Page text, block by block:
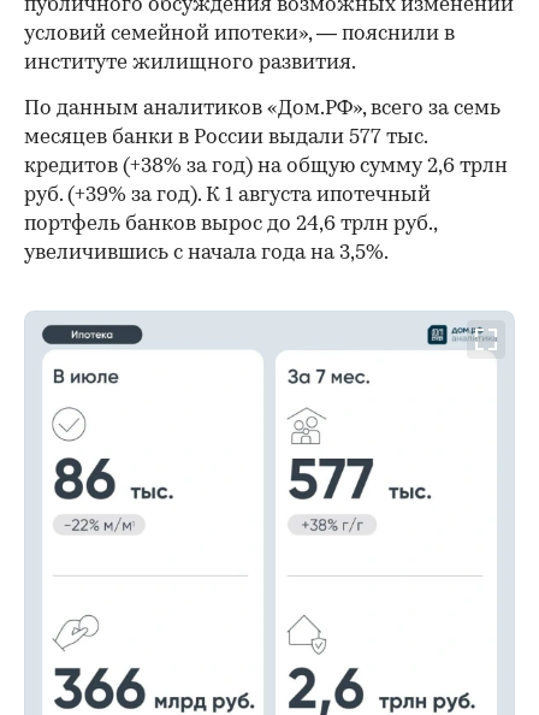
публичного обсуждения возможных изменений
условий семейной ипотеки», — пояснили в
институте жилищного развития.
По данным аналитиков «Дом.РФ», всего за семь
месяцев банки в России выдали 577 тыс.
кредитов (+38% за год) на общую сумму 2,6 трлн
руб. (+39% за год). К 1 августа ипотечный
портфель банков вырос до 24,6 трлн руб.,
увеличившись с начала года на 3,5%.